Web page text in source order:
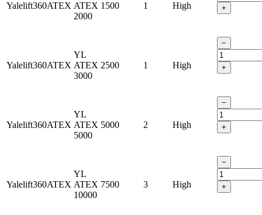
Yalelift360ATEX ATEX
2000
1500 1 High +
Yalelift360ATEX
YL
ATEX
3000
2500 1 High
−
+
Yalelift360ATEX
YL
ATEX
5000
5000 2 High
−
+
Yalelift360ATEX
YL
ATEX
10000
7500 3 High
−
+